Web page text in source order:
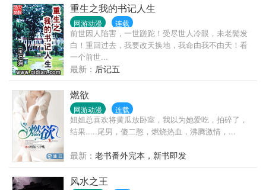
重生之我的书记人生
网游动漫 连载
前世因人陷害，一世蹉跎！受尽世人冷眼，未老鬓发
白！重回过去，我要改天换地，我命由我不由天！看
一个前世...
最新： 后记五
燃欲
网游动漫 连载
姐姐总喜欢将黄瓜放卧室，我以为她爱吃，拍碎了，
结果.....尾男，傻二憨，燃烧热血，沸腾激情，...
最新： 老书番外完本，新书即发
风水之王